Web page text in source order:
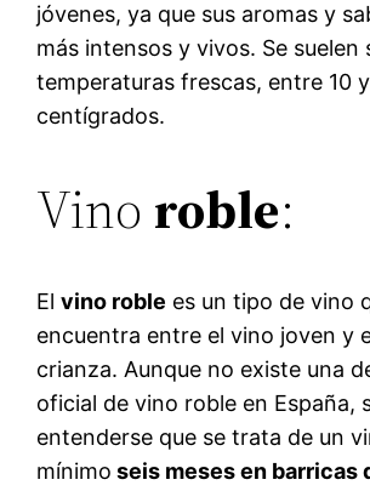
jóvenes, ya que sus aromas y
más intensos y vivos. Se suelen
temperaturas frescas, entre 10
centígrados.
Vino roble:
Elvino roble es un tipo de vino
encuentra entre el vino joven y
crianza. Aunque no existe una
oficial de vino roble en España,
entenderse que se trata de un
mínimo seis meses en barricas